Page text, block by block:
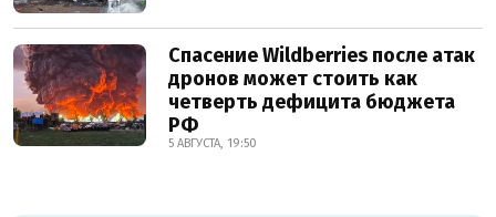
Спасение Wildberries после атак
дронов может стоить как
четверть дефицита бюджета
РФ
5 АВГУСТА, 19:50